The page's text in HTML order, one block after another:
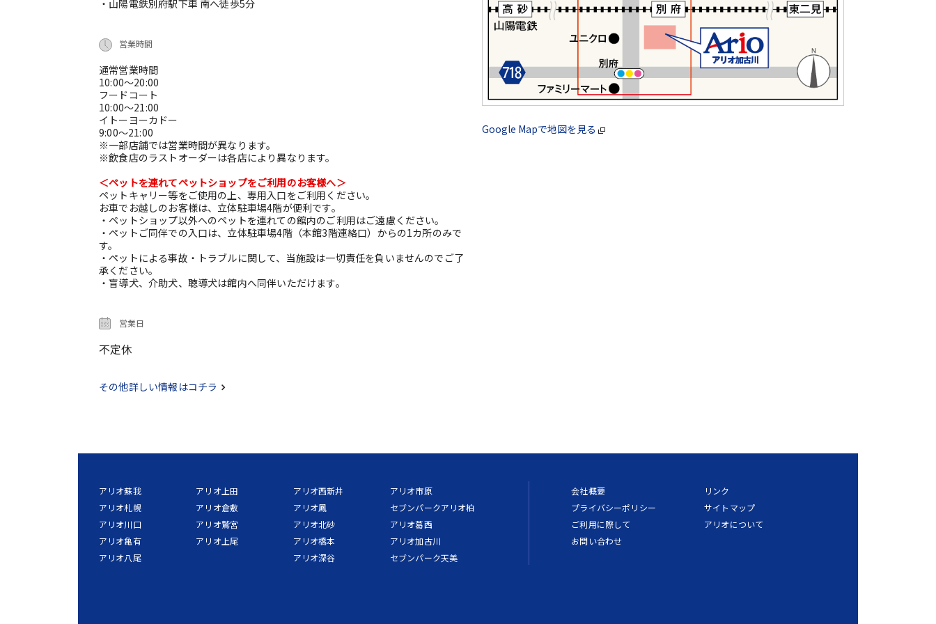
・山陽電鉄別府駅下車 南へ徒歩5分
営業時間
通常営業時間
10:00～20:00
フードコート
10:00～21:00
イトーヨーカドー
9:00～21:00
※一部店舗では営業時間が異なります。
※飲食店のラストオーダーは各店により異なります。
＜ペットを連れてペットショップをご利用のお客様へ＞
ペットキャリー等をご使用の上、専用入口をご利用ください。
お車でお越しのお客様は、立体駐車場4階が便利です。
・ペットショップ以外へのペットを連れての館内のご利用はご遠慮ください。
・ペットご同伴での入口は、立体駐車場4階（本館3階連絡口）からの1カ所のみで
す。
・ペットによる事故・トラブルに関して、当施設は一切責任を負いませんのでご了
承ください。
・盲導犬、介助犬、聴導犬は館内へ同伴いただけます。
営業日
不定休
その他詳しい情報はコチラ
Google Mapで地図を見る
アリオ蘇我
アリオ札幌
アリオ川口
アリオ亀有
アリオ八尾
アリオ上田
アリオ倉敷
アリオ鷲宮
アリオ上尾
アリオ西新井
アリオ鳳
アリオ北砂
アリオ橋本
アリオ深谷
アリオ市原
セブンパークアリオ柏
アリオ葛西
アリオ加古川
セブンパーク天美
会社概要
プライバシーポリシー
ご利用に際して
お問い合わせ
リンク
サイトマップ
アリオについて